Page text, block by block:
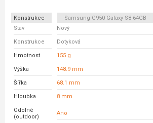
Konstrukce Samsung G950 Galaxy S8 64GB
Stav
Nový
Konstrukce Dotyková
Hmotnost 155 g
Výška 148.9 mm
Šířka 68.1 mm
Hloubka 8 mm
Odolné
(outdoor)
Ano